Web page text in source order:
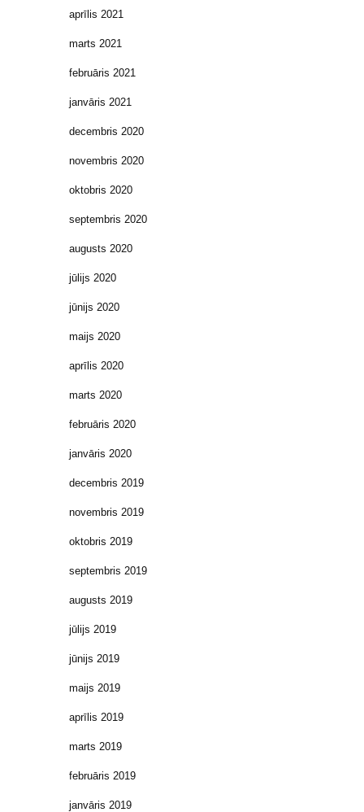
aprīlis 2021
marts 2021
februāris 2021
janvāris 2021
decembris 2020
novembris 2020
oktobris 2020
septembris 2020
augusts 2020
jūlijs 2020
jūnijs 2020
maijs 2020
aprīlis 2020
marts 2020
februāris 2020
janvāris 2020
decembris 2019
novembris 2019
oktobris 2019
septembris 2019
augusts 2019
jūlijs 2019
jūnijs 2019
maijs 2019
aprīlis 2019
marts 2019
februāris 2019
janvāris 2019